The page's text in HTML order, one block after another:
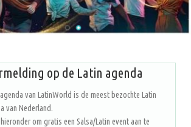
op de Latin agenda
van LatinWorld is de meest bezochte Latin
van Nederland.
om gratis een Salsa/Latin event aan te